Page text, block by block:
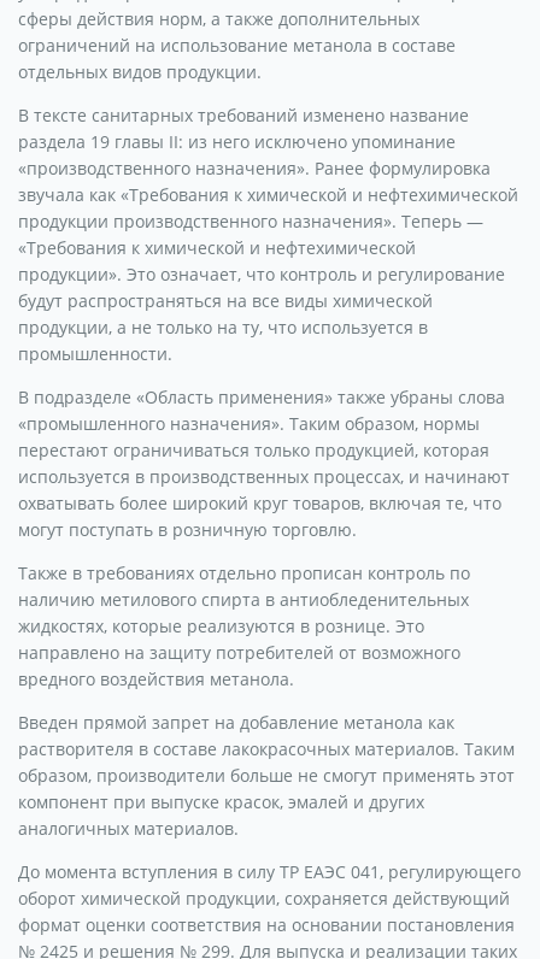
сферы действия норм, а также дополнительных
ограничений на использование метанола в составе
отдельных видов продукции.
В тексте санитарных требований изменено название
раздела 19 главы II: из него исключено упоминание
«производственного назначения». Ранее формулировка
звучала как «Требования к химической и нефтехимической
продукции производственного назначения». Теперь —
«Требования к химической и нефтехимической
продукции». Это означает, что контроль и регулирование
будут распространяться на все виды химической
продукции, а не только на ту, что используется в
промышленности.
В подразделе «Область применения» также убраны слова
«промышленного назначения». Таким образом, нормы
перестают ограничиваться только продукцией, которая
используется в производственных процессах, и начинают
охватывать более широкий круг товаров, включая те, что
могут поступать в розничную торговлю.
Также в требованиях отдельно прописан контроль по
наличию метилового спирта в антиобледенительных
жидкостях, которые реализуются в рознице. Это
направлено на защиту потребителей от возможного
вредного воздействия метанола.
Введен прямой запрет на добавление метанола как
растворителя в составе лакокрасочных материалов. Таким
образом, производители больше не смогут применять этот
компонент при выпуске красок, эмалей и других
аналогичных материалов.
До момента вступления в силу ТР ЕАЭС 041, регулирующего
оборот химической продукции, сохраняется действующий
формат оценки соответствия на основании постановления
№ 2425 и решения № 299. Для выпуска и реализации таких